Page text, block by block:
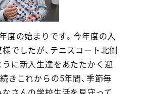
度の始まりです。今年度の入
でしたが、テニスコート北側
に新入生達をあたたかく迎
きこれからの5年間、季節毎